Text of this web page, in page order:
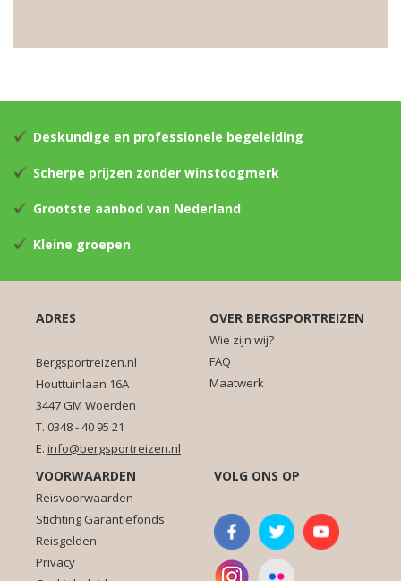
Deskundige en professionele begeleiding
Scherpe prijzen zonder winstoogmerk
Grootste aanbod van Nederland
Kleine groepen
ADRES
Bergsportreizen.nl
Houttuinlaan 16A
3447 GM Woerden
T. 0348 - 40 95 21
E. info@bergsportreizen.nl
OVER BERGSPORTREIZEN
Wie zijn wij?
FAQ
Maatwerk
VOORWAARDEN
Reisvoorwaarden
Stichting Garantiefonds
Reisgelden
Privacy
VOLG ONS OP